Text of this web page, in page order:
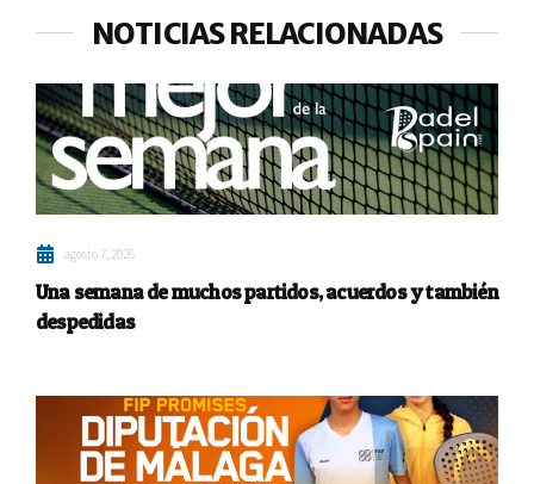
NOTICIAS RELACIONADAS
agosto 7, 2026
Una semana de muchos partidos, acuerdos y también
despedidas